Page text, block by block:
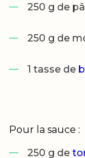
250 g de
250 g de
1 tasse de
Pour la sauce :
250 g de